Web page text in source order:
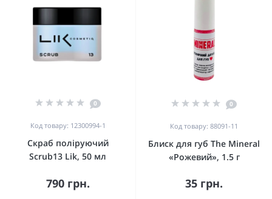
0
Код товару: 12300994-1
Скраб поліруючий
Scrub13 Lik, 50 мл
790 грн.
0
Код товару: 88091-11
Блиск для губ The Mineral
«Рожевий», 1.5 г
35 грн.